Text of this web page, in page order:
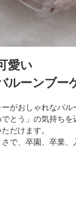
愛い
ルーンブー
がおしゃれなバル
とう」の気持ち
だけます。
で、卒園、卒業